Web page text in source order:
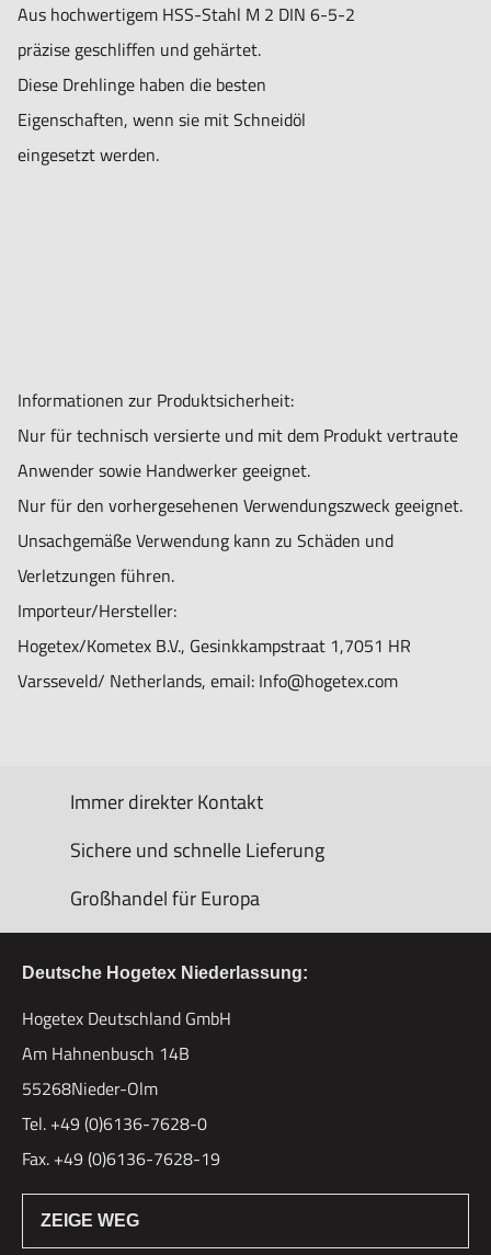
Aus hochwertigem HSS-Stahl M 2 DIN 6-5-2
präzise geschliffen und gehärtet.
Diese Drehlinge haben die besten
Eigenschaften, wenn sie mit Schneidöl
eingesetzt werden.
Informationen zur Produktsicherheit:
Nur für technisch versierte und mit dem Produkt vertraute
Anwender sowie Handwerker geeignet.
Nur für den vorhergesehenen Verwendungszweck geeignet.
Unsachgemäße Verwendung kann zu Schäden und
Verletzungen führen.
Importeur/Hersteller:
Hogetex/Kometex B.V., Gesinkkampstraat 1,7051 HR
Varsseveld/ Netherlands, email: Info@hogetex.com
Immer direkter Kontakt
Sichere und schnelle Lieferung
Großhandel für Europa
Deutsche Hogetex Niederlassung:
Hogetex Deutschland GmbH
Am Hahnenbusch 14B
55268Nieder-Olm
Tel. +49 (0)6136-7628-0
Fax. +49 (0)6136-7628-19
ZEIGE WEG